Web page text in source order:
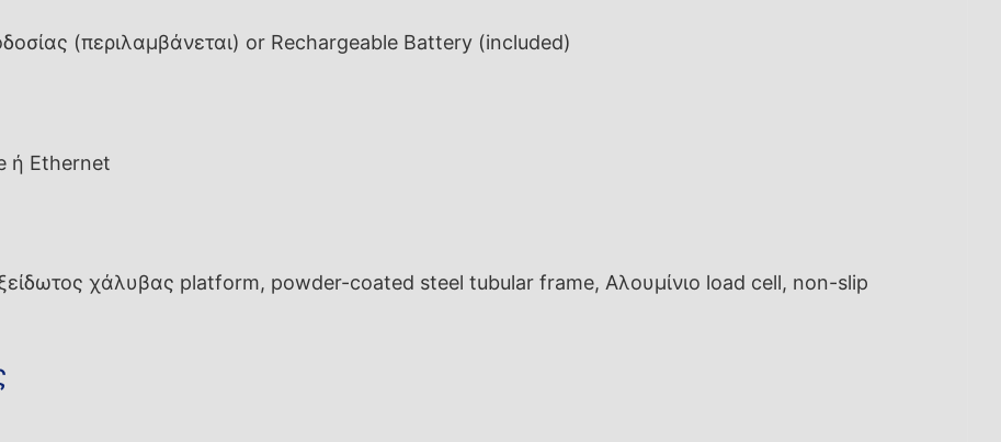
(περιλαμβάνεται) or Rechargeable Battery (included)
ή Ethernet
χάλυβας platform, powder-coated steel tubular frame, Αλουμίνιο load cell, non-slip